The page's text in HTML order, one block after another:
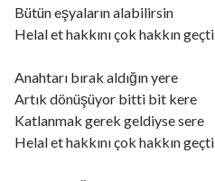
Bütün eşyaların alabilirsin
Helal et hakkını çok hakkın geçti
Anahtarı bırak aldığın yere
Artık dönüşüyor bitti bit kere
Katlanmak gerek geldiyse sere
Helal et hakkını çok hakkın geçti